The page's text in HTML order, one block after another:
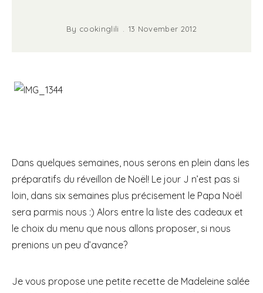
By cookinglili 13 November 2012
Dans quelques semaines, nous serons en plein dans les
préparatifs du réveillon de Noël! Le jour J n’est pas si
loin, dans six semaines plus précisement le Papa Noël
sera parmis nous :) Alors entre la liste des cadeaux et
le choix du menu que nous allons proposer, si nous
prenions un peu d’avance?
Je vous propose une petite recette de Madeleine salée